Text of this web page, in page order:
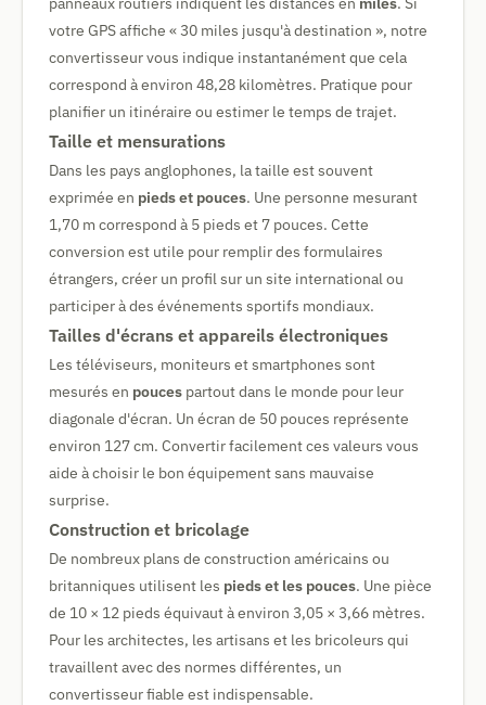
votre GPS affiche « 30 miles jusqu'à destination », notre
convertisseur vous indique instantanément que cela
correspond à environ 48,28 kilomètres. Pratique pour
planifier un itinéraire ou estimer le temps de trajet.
Taille et mensurations
Dans les pays anglophones, la taille est souvent
exprimée en pieds et pouces. Une personne mesurant
1,70 m correspond à 5 pieds et 7 pouces. Cette
conversion est utile pour remplir des formulaires
étrangers, créer un profil sur un site international ou
participer à des événements sportifs mondiaux.
Tailles d'écrans et appareils électroniques
Les téléviseurs, moniteurs et smartphones sont
mesurés en pouces partout dans le monde pour leur
diagonale d'écran. Un écran de 50 pouces représente
environ 127 cm. Convertir facilement ces valeurs vous
aide à choisir le bon équipement sans mauvaise
surprise.
Construction et bricolage
De nombreux plans de construction américains ou
britanniques utilisent les pieds et les pouces. Une pièce
de 10 × 12 pieds équivaut à environ 3,05 × 3,66 mètres.
Pour les architectes, les artisans et les bricoleurs qui
travaillent avec des normes différentes, un
convertisseur fiable est indispensable.